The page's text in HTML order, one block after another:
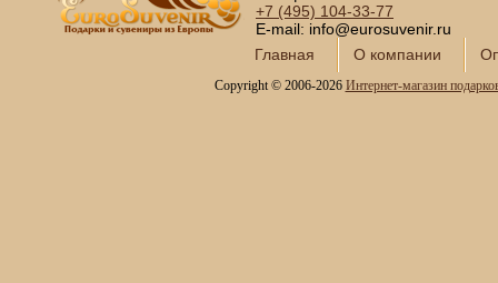
+7 (495) 104-33-77
E-mail: info@eurosuvenir.ru
Главная
О компании
Copyright © 2006-2026 Интернет-магазин